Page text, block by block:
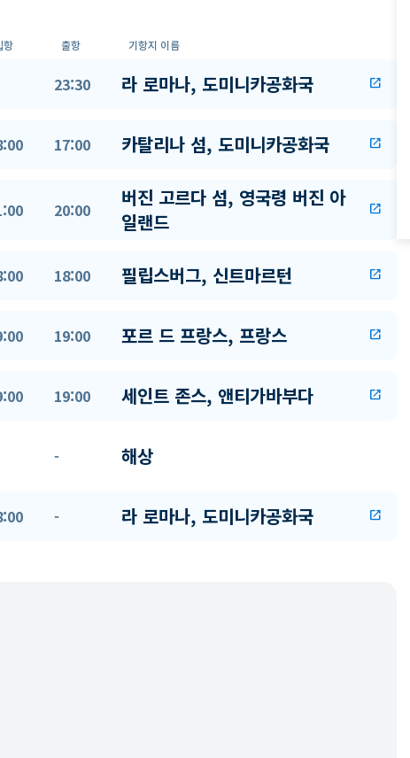
항 출항 기항지 이름
23:30 라 로마나, 도미니카공화국 open_in_new
17:00 카탈리나 섬, 도미니카공화국 open_in_new
20:00
버진 고르다 섬, 영국령 버진 아
일랜드
open_in_new
18:00 필립스버그, 신트마르턴 open_in_new
19:00 포르 드 프랑스, 프랑스 open_in_new
19:00 세인트 존스, 앤티가바부다 open_in_new
- 해상
- 라 로마나, 도미니카공화국 open_in_new